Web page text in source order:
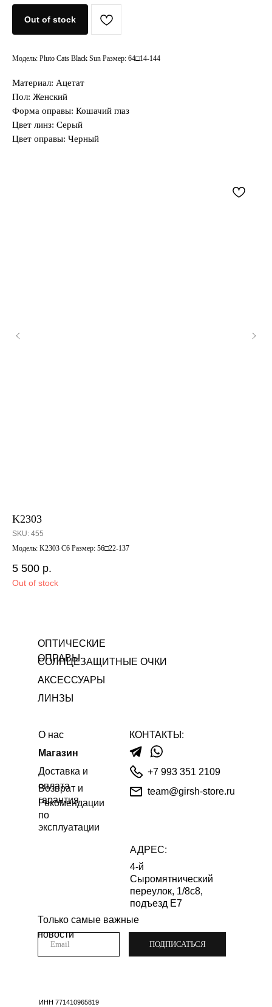
Out of stock
Модель: Pluto Cats Black Sun Размер: 64□14-144
Материал: Ацетат
Пол: Женский
Форма оправы: Кошачий глаз
Цвет линз: Серый
Цвет оправы: Черный
K2303
SKU: 455
Модель: K2303 С6 Размер: 56□22-137
5 500 р.
Out of stock
ОПТИЧЕСКИЕ
ОПРАВЫ
СОЛНЦЕЗАЩИТНЫЕ ОЧКИ
+7 993 351 2109
Только самые важные
новости
ПОДПИСАТЬСЯ
4-й
Сыромятнический
переулок, 1/8с8,
подъезд Е7
АДРЕС:
Магазин
ИНН 771410965819
О нас
team@girsh-store.ru
Рекомендации
по
эксплуатации
Доставка и
оплата
КОНТАКТЫ:
Возврат и
гарантия
ЛИНЗЫ
АКСЕССУАРЫ